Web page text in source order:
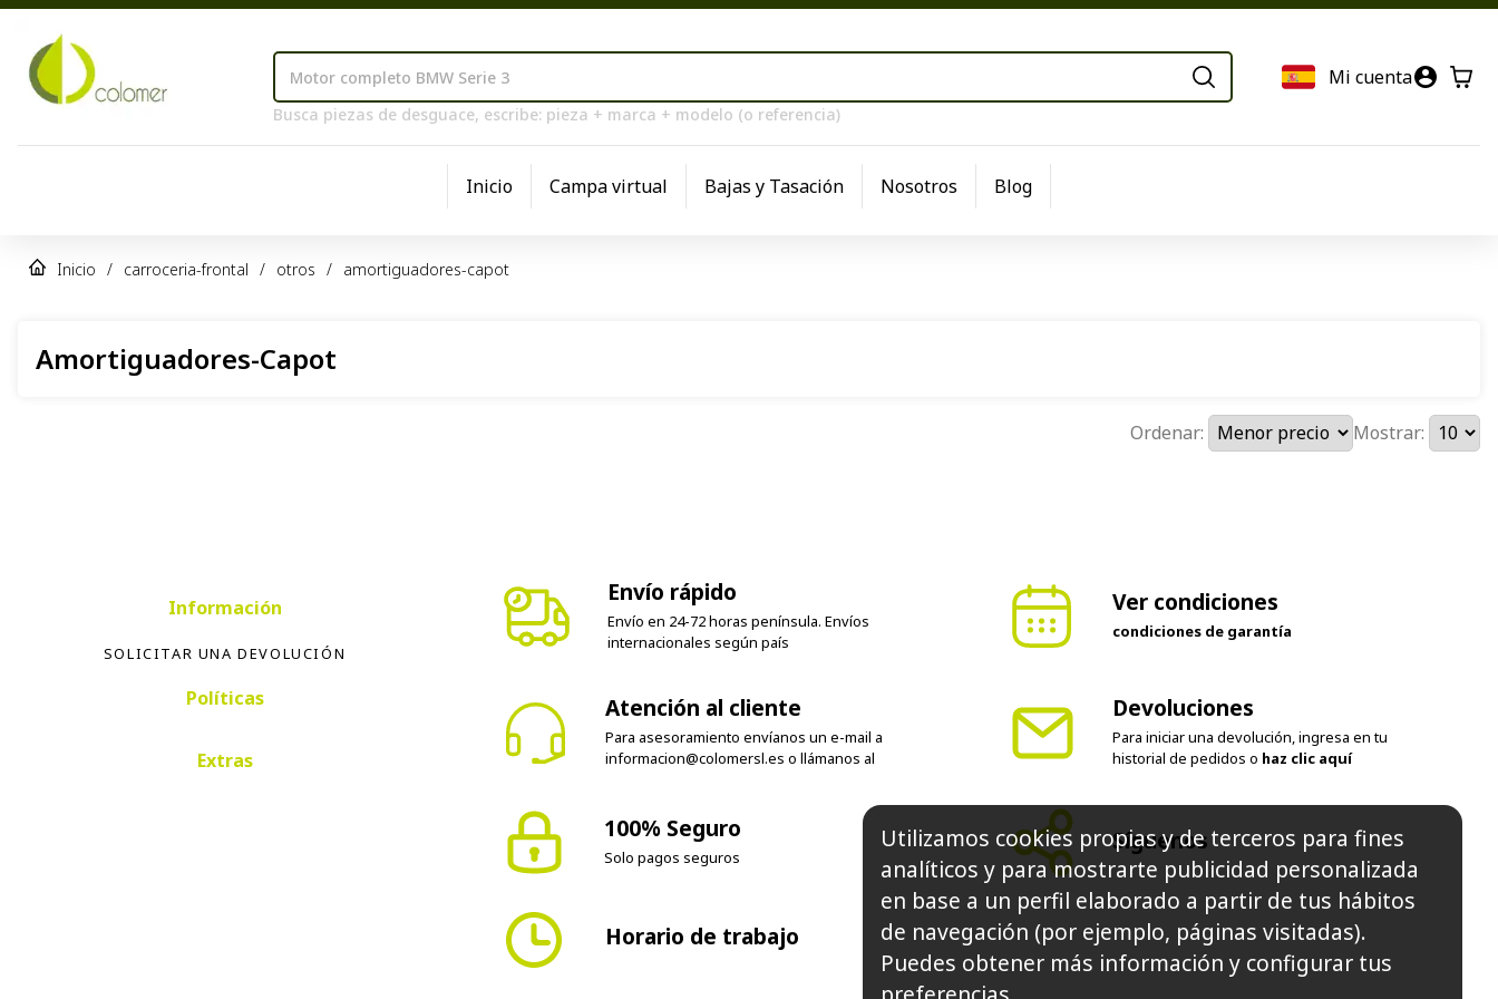
Busca piezas de desguace, escribe: pieza + marca + modelo (o referencia)
Mi cuenta
Inicio Campa virtual Bajas y Tasación Nosotros Blog
Inicio / carroceria-frontal / otros / amortiguadores-capot
Amortiguadores-Capot
Ordenar: Mostrar:
Información
SOLICITAR UNA DEVOLUCIÓN
Envío rápido Ver condiciones
Atención al cliente Devoluciones
100% Seguro Síguenos
Utilizamos cookies propias y de terceros para fines
analíticos y para mostrarte publicidad personalizada
en base a un perfil elaborado a partir de tus hábitos
de navegación (por ejemplo, páginas visitadas).
Puedes obtener más información y configurar tus